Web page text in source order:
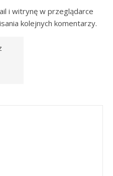
i witrynę w przeglądarce
kolejnych komentarzy.